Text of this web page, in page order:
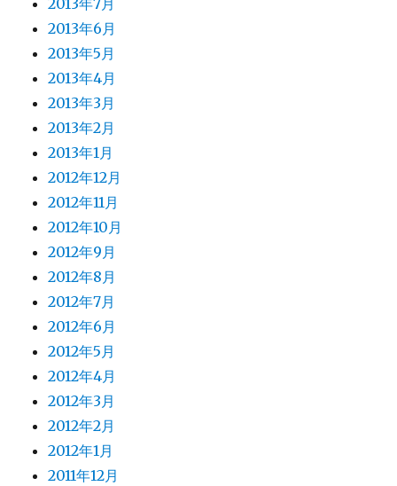
2013年7月
2013年6月
2013年5月
2013年4月
2013年3月
2013年2月
2013年1月
2012年12月
2012年11月
2012年10月
2012年9月
2012年8月
2012年7月
2012年6月
2012年5月
2012年4月
2012年3月
2012年2月
2012年1月
2011年12月